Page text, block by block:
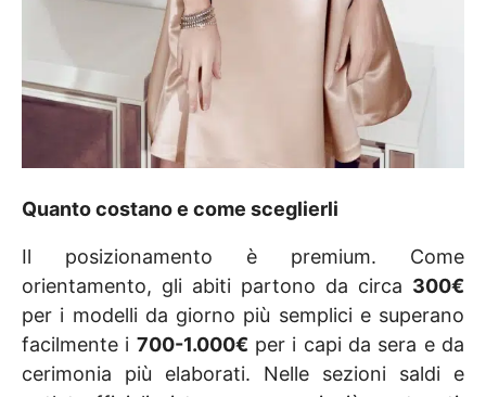
Quanto costano e come sceglierli
Il posizionamento è premium. Come
orientamento, gli abiti partono da circa 300€
per i modelli da giorno più semplici e superano
facilmente i 700-1.000€per i capi da sera e da
cerimonia più elaborati. Nelle sezioni saldi e